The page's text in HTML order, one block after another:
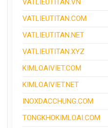
VATLIEUTITAN.VN
VATLIEUTITAN.COM
VATLIEUTITAN.NET
VATLIEUTITAN.XYZ
KIMLOAIVIET.COM
KIMLOAIVIET.NET
INOXDACCHUNG.COM
TONGKHOKIMLOAI.COM